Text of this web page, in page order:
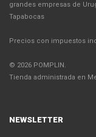
grandes empresas de
Tapabocas
Precios con impuestos
© 2026 POMPLIN.
Tienda administrada en
NEWSLETTER